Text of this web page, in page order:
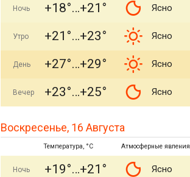
Ночь +18° +21° Ясно
Утро +21° +23° Ясно
День +27° +29° Ясно
Вечер +23° +25° Ясно
Воскресенье, 16 Августа
Температура, °C Атмосферные явления
Ночь +19° +21° Ясно